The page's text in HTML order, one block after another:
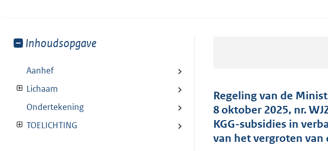
Toon
van:
Inhoudsopgave
Aanhef
Lichaam
Ondertekening
TOELICHTING
Regeling van de
8 oktober 2025, nr.
KGG-subsidies in
van het vergroten